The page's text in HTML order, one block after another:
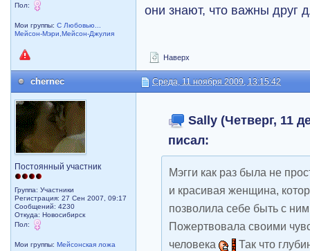
Пол:
Мои группы:С Любовью...
Мейсон-Мэри,Мейсон-Джулия
они знают, что важны друг
Наверх
chernec Среда, 11 ноября 2009, 13:15:42
Постоянный участник
Группа: Участники
Регистрация: 27 Сен 2007, 09:17
Сообщений: 4230
Откуда: Новосибирск
Пол:
Мои группы:Мейсонская ложа
Sally (Четверг, 11
писал:
Мэгги как раз была не
и красивая женщина,
позволила себе быть с
Пожертвовала своими
человека
Так что